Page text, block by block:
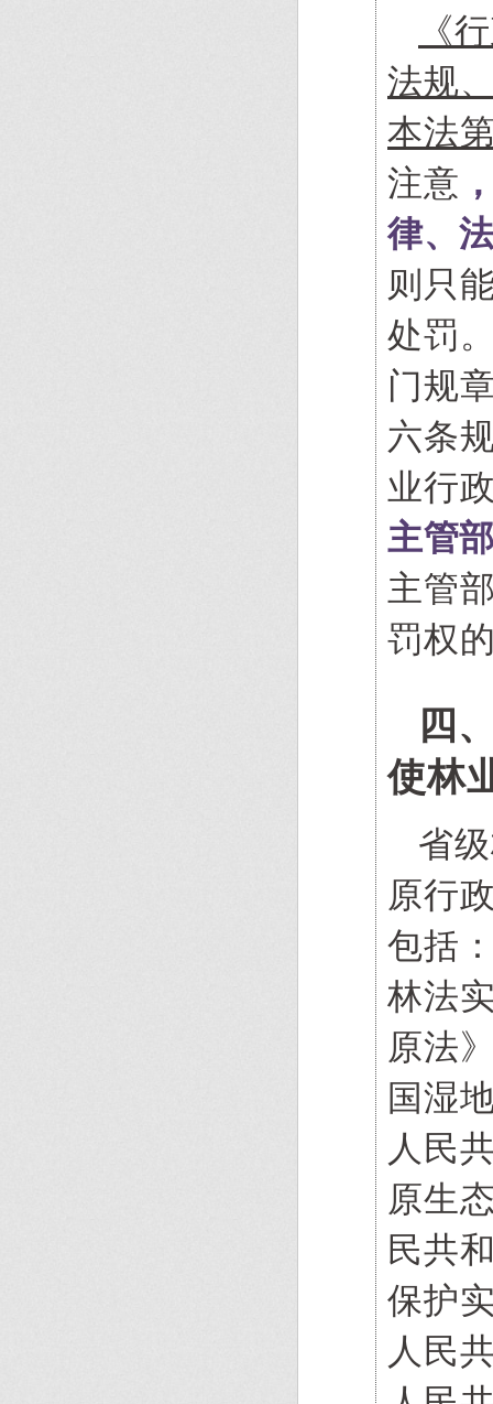
《
法规
本法
注意
律、
则只
处罚
门规
六条
业行
主管
主管
罚权
四
使林
省
原行
包括
林法
原法
国湿
人民
原生
民共
保护
人民